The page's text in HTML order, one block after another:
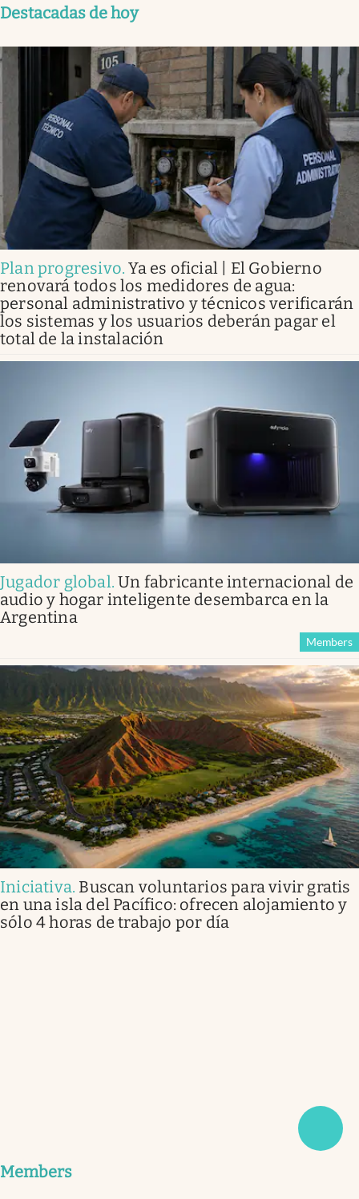
Destacadas de hoy
Plan progresivo.Ya es oficial | El Gobierno
renovará todos los medidores de agua:
personal administrativo y técnicos verificarán
los sistemas y los usuarios deberán pagar el
total de la instalación
Jugador global.Un fabricante internacional de
audio y hogar inteligente desembarca en la
Argentina
Members
Iniciativa. Buscan voluntarios para vivir gratis
en una isla del Pacífico: ofrecen alojamiento y
sólo 4 horas de trabajo por día
Members